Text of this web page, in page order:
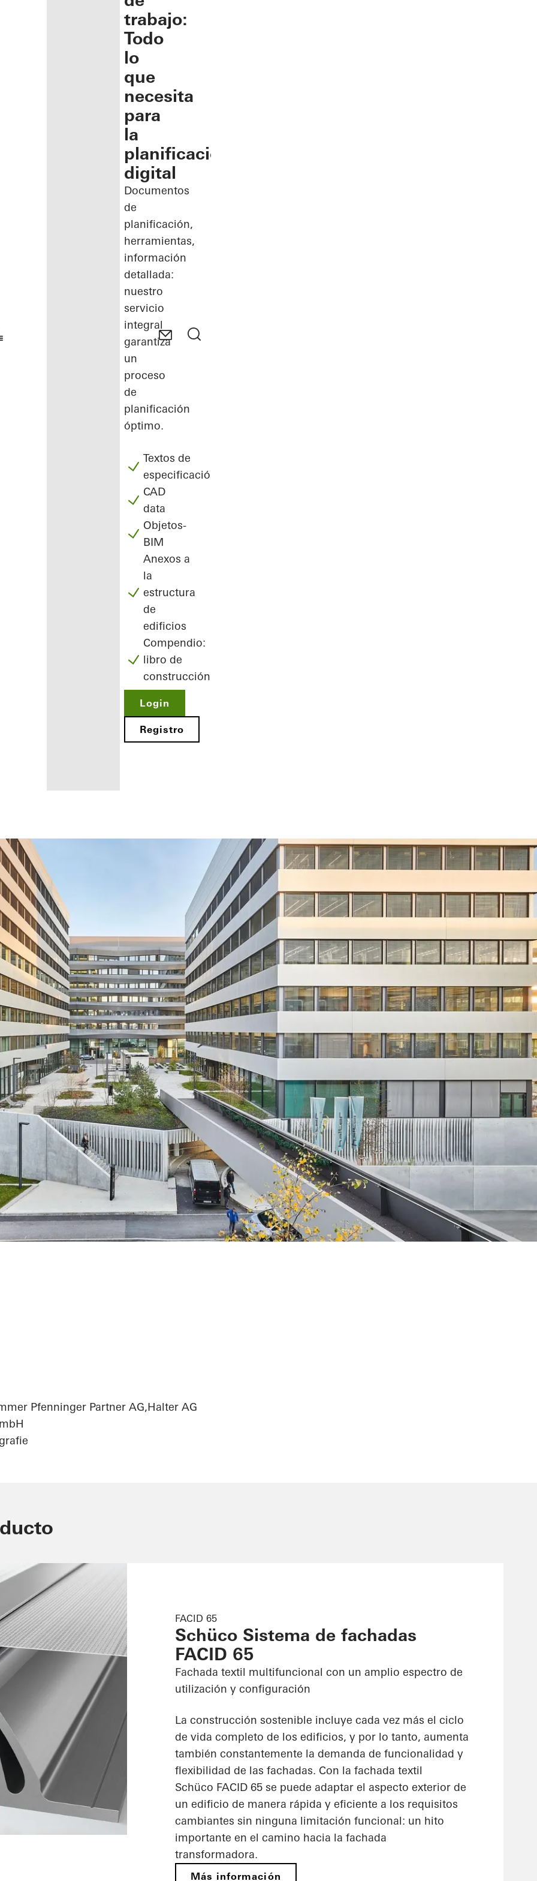
como
trabajo
trabajo:
Todo
lo
que
necesita
para
la
planificación
digital
Documentos
de
planificación,
herramientas,
información
detallada:
nuestro
servicio
integral
garantiza
un
proceso
de
planificación
óptimo.
Textos de
especificación
CAD
data
Objetos-
BIM
Anexos a
la
estructura
de
edificios
Compendio:
libro de
construcción
Login
Registro
Pfenninger Partner AG,Halter AG
FACID 65
Schüco Sistema de fachadas
FACID 65
Fachada textil multifuncional con un amplio espectro de
utilización y configuración
La construcción sostenible incluye cada vez más el ciclo
de vida completo de los edificios, y por lo tanto, aumenta
también constantemente la demanda de funcionalidad y
flexibilidad de las fachadas. Con la fachada textil
Schüco FACID 65 se puede adaptar el aspecto exterior de
un edificio de manera rápida y eficiente a los requisitos
cambiantes sin ninguna limitación funcional: un hito
importante en el camino hacia la fachada
transformadora.
Más información